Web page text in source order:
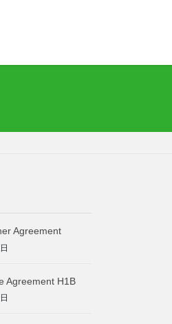
Agreement
Agreement H1B